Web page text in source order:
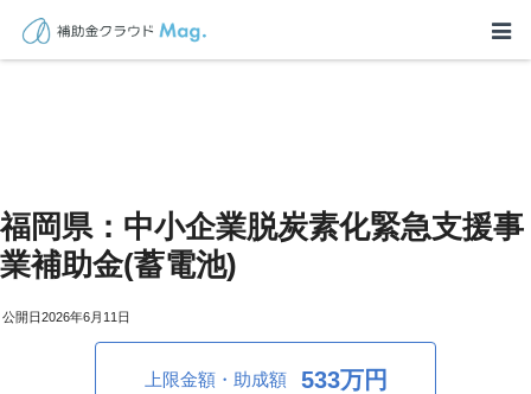
福岡県：中小企業脱炭素化緊急支援事
業補助金(蓄電池)
2026年6月11日
上限金額・助成額 533万円